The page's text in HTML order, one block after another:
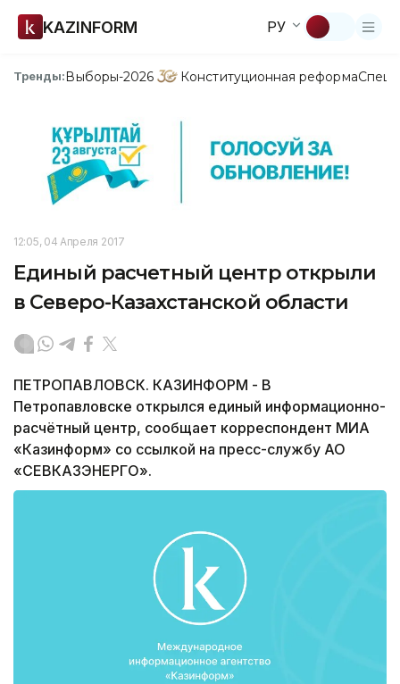
KAZINFORM РУ
Тренды:Выборы-2026 Конституционная реформа
12:05, 04 Апреля 2017
Единый расчетный центр открыли
в Северо-Казахстанской области
ПЕТРОПАВЛОВСК. КАЗИНФОРМ - В
Петропавловске открылся единый информационно-
расчётный центр, сообщает корреспондент МИА
«Казинформ» со ссылкой на пресс-службу АО
«СЕВКАЗЭНЕРГО».